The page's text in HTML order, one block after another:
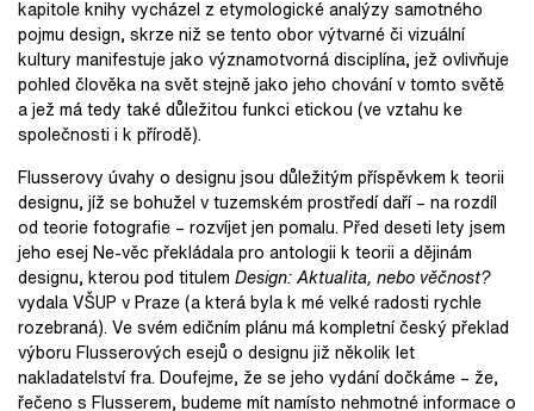
kapitole knihy vycházel z etymologické analýzy samotného
pojmu design, skrze niž se tento obor výtvarné či vizuální
kultury manifestuje jako významotvorná disciplína, jež ovlivňuje
pohled člověka na svět stejně jako jeho chování v tomto světě
a jež má tedy také důležitou funkci etickou (ve vztahu ke
společnosti i k přírodě).
Flusserovy úvahy o designu jsou důležitým příspěvkem k teorii
designu, jíž se bohužel v tuzemském prostředí daří – na rozdíl
od teorie fotografie – rozvíjet jen pomalu. Před deseti lety jsem
jeho esej Ne-věc překládala pro antologii k teorii a dějinám
designu, kterou pod titulem Design: Aktualita, nebo věčnost?
vydala VŠUP v Praze (a která byla k mé velké radosti rychle
rozebraná). Ve svém edičním plánu má kompletní český překlad
výboru Flusserových esejů o designu již několik let
nakladatelství fra. Doufejme, že se jeho vydání dočkáme – že,
řečeno s Flusserem, budeme mít namísto nehmotné informace o